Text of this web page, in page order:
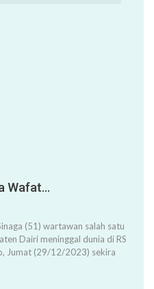
Wafat…
(51) wartawan salah satu
Dairi meninggal dunia di RS
Jumat (29/12/2023) sekira